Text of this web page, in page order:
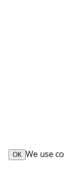
We use
ОК